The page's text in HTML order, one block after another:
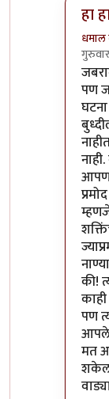
हा
धमाल
In
पण
आपण
की!
पण
आपले
मत